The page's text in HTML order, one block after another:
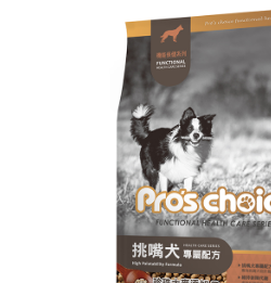
３．收到繳費通知簡訊後14天內，點擊此
ATM／網路銀行／等多元方式進行付款，
※ 請注意：結帳手續完成當下不需立刻繳
購買商品的店家。未經商家同意取消之訂
後付繳納相關費用。
※ 交易是否成功請以「AFTEE先享後付
是否繳費成功／繳費後需取消欲退款等相
https://
１．透過由恩沛科技股份有限公司提供之
易，需依本服務之必要範圍內提供個人資
權轉讓予恩沛科技股份有限公司。
２．關於個人資料處理事宜，請瀏覽以下
每筆NT$70，滿NT$799(含以上)免運
每筆NT$120，滿NT$1,200(含以上)